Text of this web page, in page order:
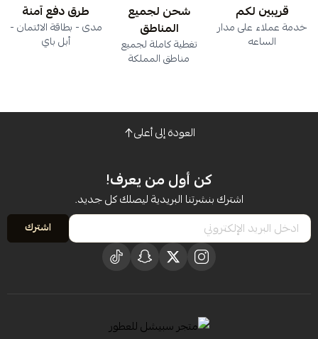
قريبين لكم
خدمة عملاء على مدار
الساعه
شحن لجميع
المناطق
تغطية كاملة لجميع
مناطق المملكة
طرق دفع آمنة
مدى - بطاقة الائتمان -
أبل باي
العودة إلى أعلى
كن أول من يعرف!
اشترك بنشرتنا البريدية ليصلك كل جديد.
اشترك